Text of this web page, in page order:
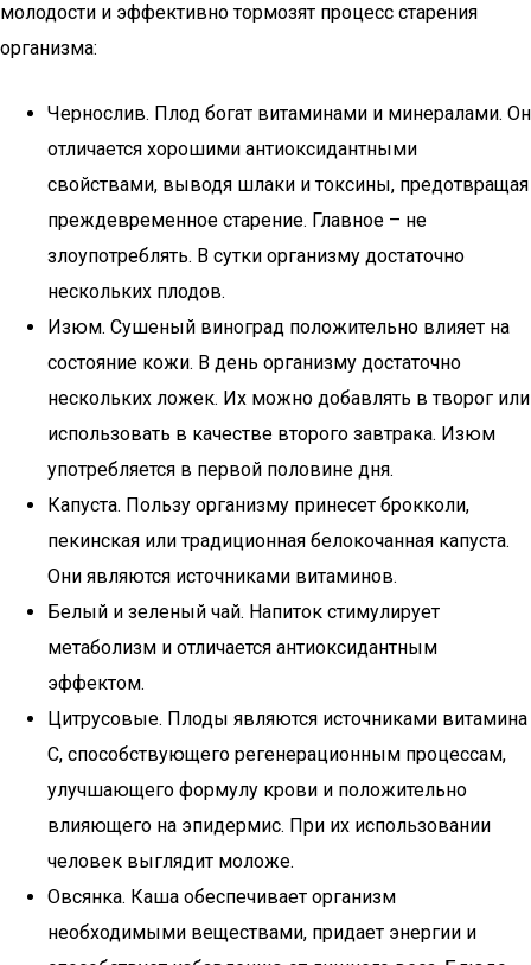
молодости и эффективно тормозят процесс старения
организма:
Чернослив. Плод богат витаминами и минералами. Он
отличается хорошими антиоксидантными
свойствами, выводя шлаки и токсины, предотвращая
преждевременное старение. Главное – не
злоупотреблять. В сутки организму достаточно
нескольких плодов.
Изюм. Сушеный виноград положительно влияет на
состояние кожи. В день организму достаточно
нескольких ложек. Их можно добавлять в творог или
использовать в качестве второго завтрака. Изюм
употребляется в первой половине дня.
Капуста. Пользу организму принесет брокколи,
пекинская или традиционная белокочанная капуста.
Они являются источниками витаминов.
Белый и зеленый чай. Напиток стимулирует
метаболизм и отличается антиоксидантным
эффектом.
Цитрусовые. Плоды являются источниками витамина
С, способствующего регенерационным процессам,
улучшающего формулу крови и положительно
влияющего на эпидермис. При их использовании
человек выглядит моложе.
Овсянка. Каша обеспечивает организм
необходимыми веществами, придает энергии и